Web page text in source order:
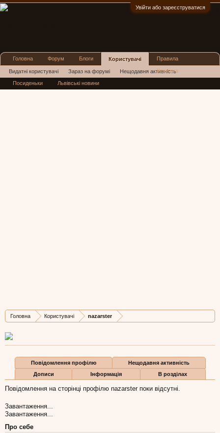
Увійти або зареєструватися
Головна Користувачі nazarster
Дописів
0
Карма
0
Бали
0
Повідомлення профілю
Нещодавня активність
Дописи
Інформація В розділах
Повідомлення на сторінці профілю nazarster поки відсутні.
Завантаження...
Завантаження...
Про себе
Головна Форум Блоги Користувачі
Видатні користувачі Зараз на форумі Нещодавня активність
Нові повідомлення профілю
Правила
Реклама
Посиденьки Львівські новини